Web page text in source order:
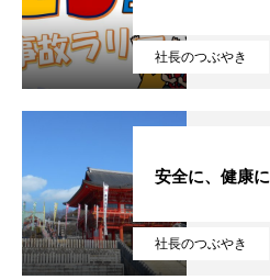
社長のつぶやき
社長のつぶやき
安全に、健康に